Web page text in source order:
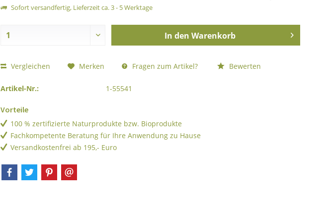
Sofort versandfertig, Lieferzeit ca. 3 - 5 Werktage
In den Warenkorb
Vergleichen Merken Fragen zum Artikel? Bewerten
Artikel-Nr.: 1-55541
Vorteile
100 % zertifizierte Naturprodukte bzw. Bioprodukte
Fachkompetente Beratung für Ihre Anwendung zu Hause
Versandkostenfrei ab 195,- Euro